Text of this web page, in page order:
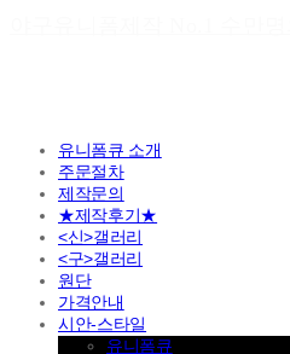
유니폼큐 소개
주문절차
제작문의
★제작후기★
<신>갤러리
<구>갤러리
원단
가격안내
시안-스타일
유니폼큐